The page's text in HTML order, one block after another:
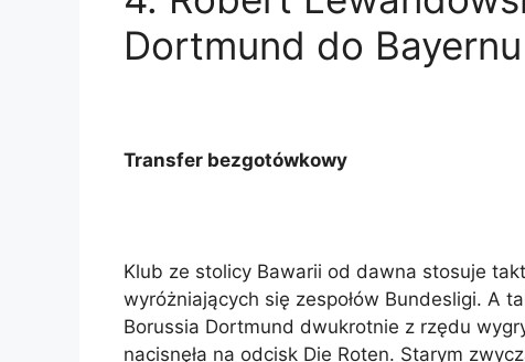
Dortmund do
Transfer bezgotówkowy
Klub ze stolicy Bawarii od dawna stosuje
wyróżniających się zespołów Bundesligi. A
Borussia Dortmund dwukrotnie z rzędu
nacisnęła na odcisk Die Roten. Starym